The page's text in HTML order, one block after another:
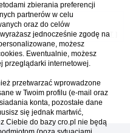
+ 1 (Polska - czas zimowy) [ DST
zbierania preferencji
partnerów w celu
oraz do celów
jednocześnie zgodę na
możesz
Ewentualnie, możesz
przeglądarki internetowej.
przetwarzać wprowadzone
w Twoim profilu (e-mail oraz
konta, pozostałe dane
się jednak martwić,
Ciebie do bazy cro.pl nie będą